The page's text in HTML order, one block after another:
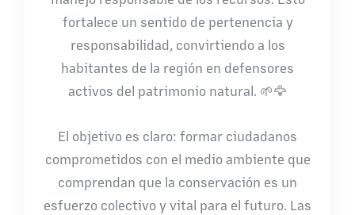
fortalece un sentido de pertenencia y
responsabilidad, convirtiendo a los
habitantes de la región en defensores
activos del patrimonio natural. 🌱🦅
El objetivo es claro: formar ciudadanos
comprometidos con el medio ambiente que
comprendan que la conservación es un
esfuerzo colectivo y vital para el futuro. Las